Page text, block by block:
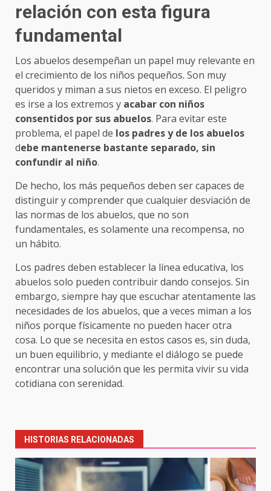
relación con esta figura
fundamental
Los abuelos desempeñan un papel muy relevante en
el crecimiento de los niños pequeños. Son muy
queridos y miman a sus nietos en exceso. El peligro
es irse a los extremos y acabar con niños
consentidos por sus abuelos. Para evitar este
problema, el papel de los padres y de los abuelos
debe mantenerse bastante separado, sin
confundir al niño.
De hecho, los más pequeños deben ser capaces de
distinguir y comprender que cualquier desviación de
las normas de los abuelos, que no son
fundamentales, es solamente una recompensa, no
un hábito.
Los padres deben establecer la línea educativa, los
abuelos solo pueden contribuir dando consejos. Sin
embargo, siempre hay que escuchar atentamente las
necesidades de los abuelos, que a veces miman a los
niños porque físicamente no pueden hacer otra
cosa. Lo que se necesita en estos casos es, sin duda,
un buen equilibrio, y mediante el diálogo se puede
encontrar una solución que les permita vivir su vida
cotidiana con serenidad.
navigation
HISTORIAS RELACIONADAS